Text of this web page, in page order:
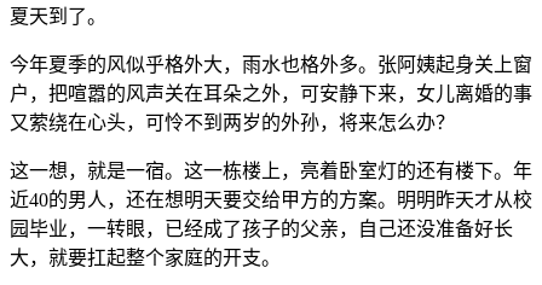
夏天到了。
今年夏季的风似乎格外大，雨水也格外多。张阿姨起身关上窗
户，把喧嚣的风声关在耳朵之外，可安静下来，女儿离婚的事
又萦绕在心头，可怜不到两岁的外孙，将来怎么办？
这一想，就是一宿。这一栋楼上，亮着卧室灯的还有楼下。年
近40的男人，还在想明天要交给甲方的方案。明明昨天才从校
园毕业，一转眼，已经成了孩子的父亲，自己还没准备好长
大，就要扛起整个家庭的开支。